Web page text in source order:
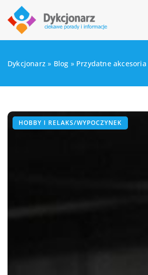
Dykcjonarz » Blog » Przydatne
HOBBY I RELAKS/WYPOCZYNEK